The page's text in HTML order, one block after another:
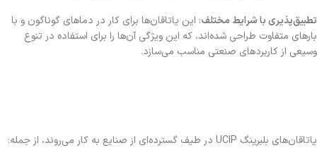
تطبیق‌پذیری با شرایط مختلف: این یاتاقان‌ها برای کار در دماهای گوناگون و با
بارهای متفاوت طراحی شده‌اند، که این ویژگی آن‌ها را برای استفاده در تنوع
وسیعی از کاربردهای صنعتی مناسب می‌سازد.
یاتاقان‌های بلبرینگ UCIP در طیف گسترده‌ای از صنایع به کار می‌روند، از جمله: